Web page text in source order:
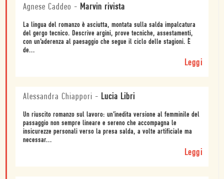
Agnese Caddeo - Marvin rivista
La lingua del romanzo è asciutta, montata sulla salda impalcatura
del gergo tecnico. Descrive argini, prove tecniche, assestamenti,
con un’aderenza al paesaggio che segue il ciclo delle stagioni. È
de...
Leggi
Alessandra Chiappori - Lucia Libri
Un riuscito romanzo sul lavoro: un’inedita versione al femminile del
passaggio non sempre lineare e sereno che accompagna le
insicurezze personali verso la presa salda, a volte artificiale ma
necessar...
Leggi